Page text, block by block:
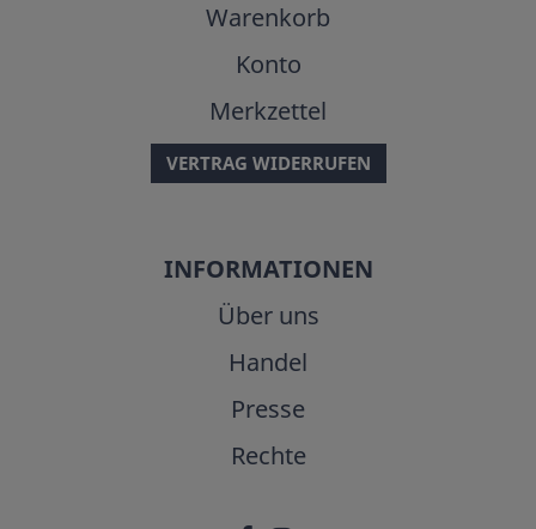
Warenkorb
Konto
Merkzettel
VERTRAG WIDERRUFEN
INFORMATIONEN
Über uns
Handel
Presse
Rechte